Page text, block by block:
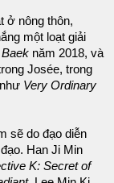
ở nông thôn,
một loạt giải
năm 2018, và
Josée, trong
Very Ordinary
sẽ do đạo diễn
Han Ji Min
K: Secret of